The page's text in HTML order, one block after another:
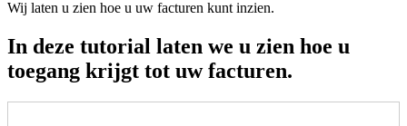
Wij laten u zien hoe u uw facturen kunt inzien.
In deze tutorial laten we u zien hoe u
toegang krijgt tot uw facturen.